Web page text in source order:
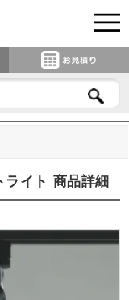
イト 商品詳細